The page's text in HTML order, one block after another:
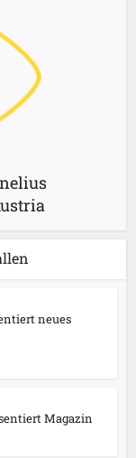
neues
Magazin